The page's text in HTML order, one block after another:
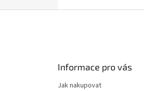
Informace pro vás
Jak nakupovat